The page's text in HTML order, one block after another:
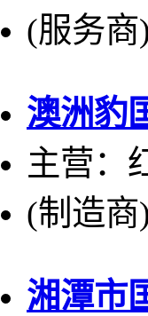
(服务
澳洲豹
主营：
(制造
湘潭市